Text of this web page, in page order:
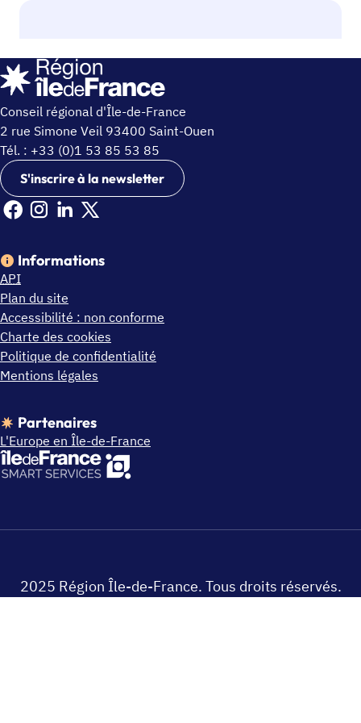
Conseil régional d'Île-de-France
2 rue Simone Veil 93400 Saint-Ouen
Tél. : +33 (0)1 53 85 53 85
S'inscrire à la newsletter
Facebook Ile de France (nouvelle fenêtre)
Instagram Ile de France (nouvelle fenêtre)
Linkedin Ile de France (nouvelle fenêtre)
X Ile de France (nouvelle fenêtre)
Informations
API
Plan du site
Accessibilité : non conforme
Charte des cookies
Politique de confidentialité
Mentions légales
Partenaires
L'Europe en Île-de-France
2025 Région Île-de-France. Tous droits réservés.